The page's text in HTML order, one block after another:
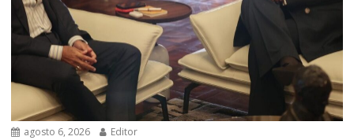
agosto 6, 2026 Editor